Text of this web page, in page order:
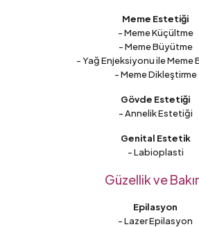
Meme Estetiği
- Meme Küçültme
- Meme Büyütme
- Yağ Enjeksiyonu ile Meme
- Meme Dikleştirme
Gövde Estetiği
- Annelik Estetiği
Genital Estetik
- Labioplasti
Güzellik ve
Epilasyon
- Lazer Epilasyon